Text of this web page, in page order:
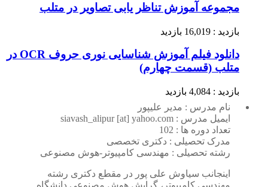
مجموعه آموزش تناظر یابی تصاویر در متلب
بازدید : 16,019 بازدید
دانلود فیلم آموزش شناسایی نوری حروف OCR در
متلب (قسمت چهارم)
بازدید : 4,084 بازدید
نام مدرس : مدیر علیپور
ایمیل مدرس : siavash_alipur [at] yahoo.com
تعداد دوره ها : 102
مدرک تحصیلی : دکتری تخصصی
رشته تحصیلی : مهندسی کامپیوتر-هوش مصنوعی
اینجانب سیاوش علی پور در مقطع دکتری رشته